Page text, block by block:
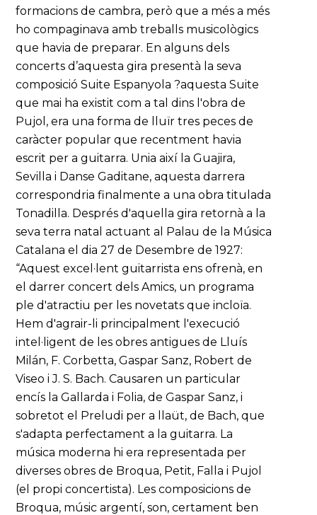
formacions de cambra, però que a més a més
ho compaginava amb treballs musicològics
que havia de preparar. En alguns dels
concerts d’aquesta gira presentà la seva
composició Suite Espanyola ?aquesta Suite
que mai ha existit com a tal dins l'obra de
Pujol, era una forma de lluïr tres peces de
caràcter popular que recentment havia
escrit per a guitarra. Unia així la Guajira,
Sevilla i Danse Gaditane, aquesta darrera
correspondria finalmente a una obra titulada
Tonadilla. Després d'aquella gira retornà a la
seva terra natal actuant al Palau de la Música
Catalana el dia 27 de Desembre de 1927:
“Aquest excel·lent guitarrista ens ofrenà, en
el darrer concert dels Amics, un programa
ple d'atractiu per les novetats que incloïa.
Hem d'agrair-li principalment l'execució
intel·ligent de les obres antigues de Lluís
Milán, F. Corbetta, Gaspar Sanz, Robert de
Viseo i J. S. Bach. Causaren un particular
encís la Gallarda i Folia, de Gaspar Sanz, i
sobretot el Preludi per a llaüt, de Bach, que
s'adapta perfectament a la guitarra. La
música moderna hi era representada per
diverses obres de Broqua, Petit, Falla i Pujol
(el propi concertista). Les composicions de
Broqua, músic argentí, son, certament ben